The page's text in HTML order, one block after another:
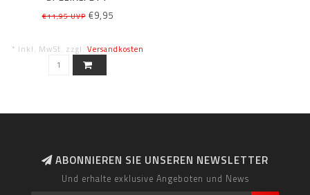
€11,95 UVP€9,95
* Inkl. MwSt. zzgl. Versandkosten
ABONNIEREN SIE UNSEREN NEWSLETTER
Und erhalte exklusive Angeboten und News